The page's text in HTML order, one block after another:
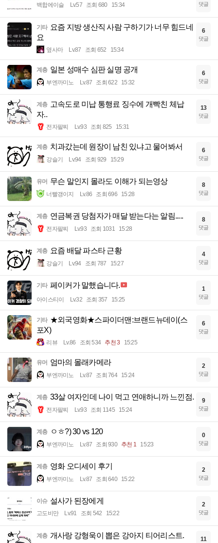
백합에이슬 Lv.57 조회 680 15:34 댓글
기타 요즘 지방 생산직 사람 구하기가 너무 힘드네
요
옆사마 Lv.87 조회 652 15:34
6
댓글
계층 일본 성매수 심판 실명 공개
부엔까미노 Lv.87 조회 622 15:32
6
댓글
계층 고속도로 미납 통행료 징수에 개빡친 체납
자..
전자팔찌 Lv.93 조회 825 15:31
13
댓글
계층 치과갔는데 원장이 남친 있냐고 물어봐서
강슬기 Lv.94 조회 929 15:29
6
댓글
유머 무슨 말인지 몰라도 이해가 되는영상
너빨갱이지 Lv.86 조회 696 15:28
8
댓글
계층 연금복권 당첨자가 매달 받는다는 알림.....
전자팔찌 Lv.93 조회 1031 15:28
8
댓글
계층 요즘 배달 파스타 근황
강슬기 Lv.94 조회 787 15:27
4
댓글
기타 페이커가 말했습니다.
아이스티이 Lv.32 조회 357 15:25
1
댓글
기타 ★외국영화★스파이더맨:브랜드뉴데이(스
포X)
리뷰 Lv.86 조회 534 추천 3 15:25
6
댓글
유머 엄마의 몰래카메라
부엔까미노 Lv.87 조회 764 15:24
2
댓글
계층 33살 여자인데 나이 먹고 연애하니까 느낀점.
전자팔찌 Lv.93 조회 1145 15:24
9
댓글
계층 ㅇㅎ?) 30 vs 120
부엔까미노 Lv.87 조회 930 추천 1 15:23
0
댓글
계층 영화 오디세이 후기
부엔까미노 Lv.87 조회 640 15:22
2
댓글
이슈 설사가 된장에게
고도비만 Lv.91 조회 542 15:22
2
댓글
계층 개사랑 강형욱이 뽑은 강아지 티어리스트. 11